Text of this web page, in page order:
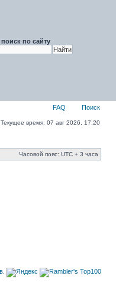
поиск по сайту
FAQ Поиск
Текущее время: 07 авг 2026, 17:20
Часовой пояс: UTC + 3 часа